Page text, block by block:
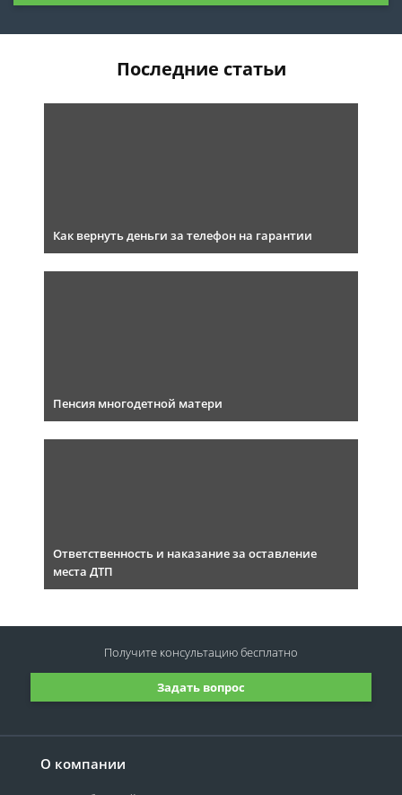
Последние статьи
Как вернуть деньги за телефон на гарантии
Пенсия многодетной матери
Ответственность и наказание за оставление
места ДТП
О компании
Задать вопрос
Получите консультациюбесплатно